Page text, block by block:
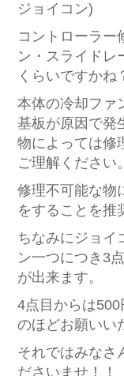
ジョイコン)
コントローラー
ン・スライドレ
くらいですかね
本体の冷却ファ
基板が原因で発
物によっては修
ご理解ください。
修理不可能な物
をすることを推
ちなみにジョイ
ン一つにつき3
が出来ます。
4点目からは
のほどお願いい
それではみなさ
ださいませ！！